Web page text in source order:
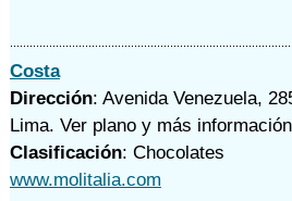
Costa
Dirección: Avenida Venezuela,
Lima. Ver plano y más información
Clasificación: Chocolates
www.molitalia.com